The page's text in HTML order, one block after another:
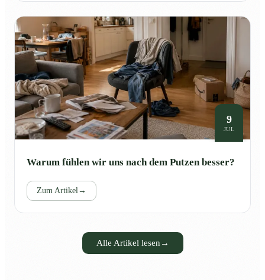
9
JUL
Warum fühlen wir uns nach dem Putzen besser?
Zum Artikel→
Alle Artikel lesen →